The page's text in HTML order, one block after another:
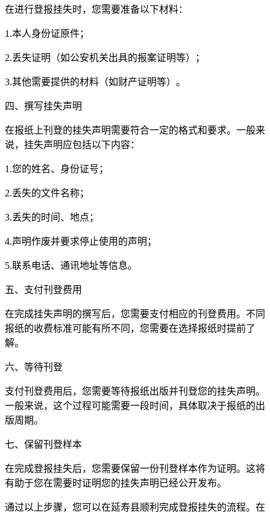
在进行登报挂失时，您需要准备以下材料：
1.本人身份证原件；
2.丢失证明（如公安机关出具的报案证明等）；
3.其他需要提供的材料（如财产证明等）。
四、撰写挂失声明
在报纸上刊登的挂失声明需要符合一定的格式和要求。一般来
说，挂失声明应包括以下内容：
1.您的姓名、身份证号；
2.丢失的文件名称；
3.丢失的时间、地点；
4.声明作废并要求停止使用的声明；
5.联系电话、通讯地址等信息。
五、支付刊登费用
在完成挂失声明的撰写后，您需要支付相应的刊登费用。不同
报纸的收费标准可能有所不同，您需要在选择报纸时提前了
解。
六、等待刊登
支付刊登费用后，您需要等待报纸出版并刊登您的挂失声明。
一般来说，这个过程可能需要一段时间，具体取决于报纸的出
版周期。
七、保留刊登样本
在完成登报挂失后，您需要保留一份刊登样本作为证明。这将
有助于您在需要时证明您的挂失声明已经公开发布。
通过以上步骤，您可以在延寿县顺利完成登报挂失的流程。在